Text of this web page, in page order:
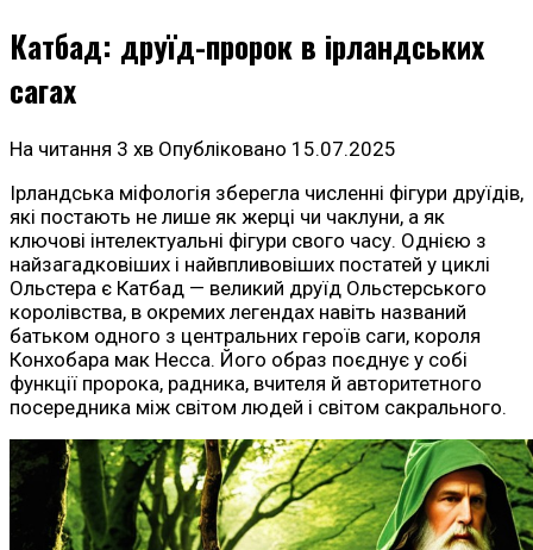
Катбад: друїд-пророк в ірландських
сагах
На читання 3 хв Опубліковано 15.07.2025
Ірландська міфологія зберегла численні фігури друїдів,
які постають не лише як жерці чи чаклуни, а як
ключові інтелектуальні фігури свого часу. Однією з
найзагадковіших і найвпливовіших постатей у циклі
Ольстера є Катбад — великий друїд Ольстерського
королівства, в окремих легендах навіть названий
батьком одного з центральних героїв саги, короля
Конхобара мак Несса. Його образ поєднує у собі
функції пророка, радника, вчителя й авторитетного
посередника між світом людей і світом сакрального.